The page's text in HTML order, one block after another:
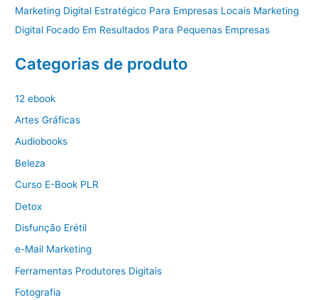
Marketing Digital Estratégico Para Empresas Locais Marketing
Digital Focado Em Resultados Para Pequenas Empresas
Categorias de produto
12 ebook
Artes Gráficas
Audiobooks
Beleza
Curso E-Book PLR
Detox
Disfunção Erétil
e-Mail Marketing
Ferramentas Produtores Digitais
Fotografia